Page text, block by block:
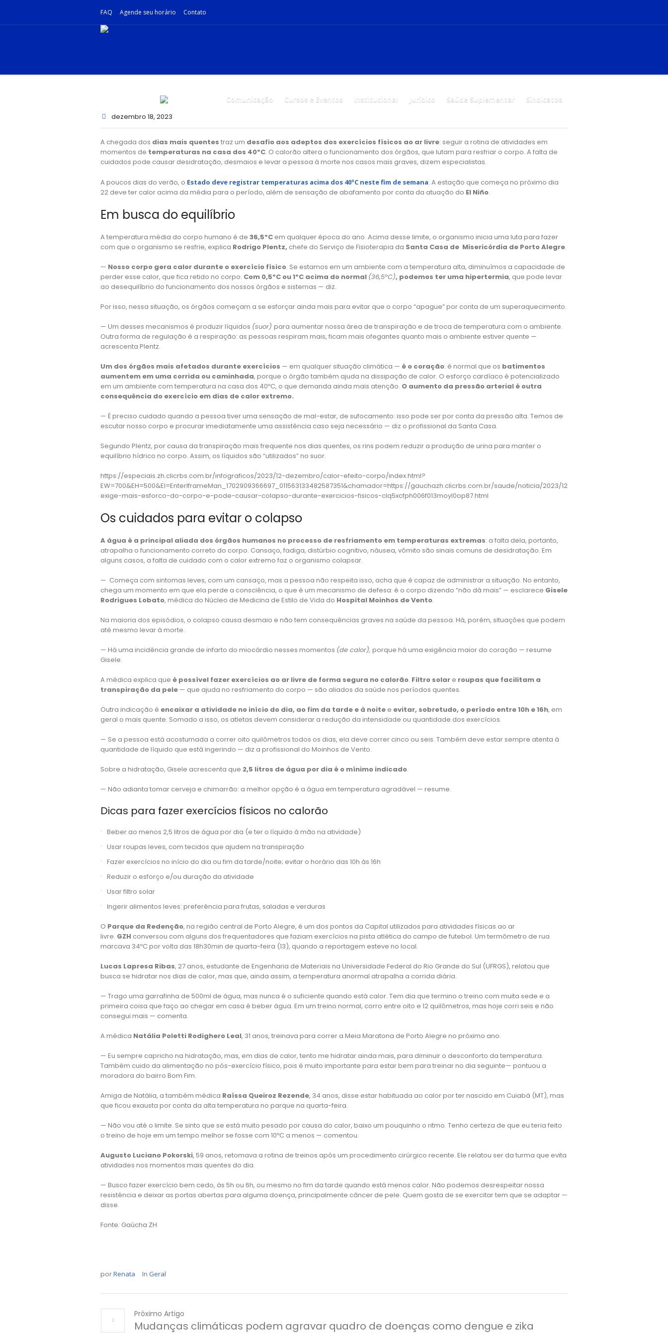
FAQ Agende seu horário Contato
Comunicação Cursos e Eventos Institucional Jurídico Saúde Suplementar
Sindicatos
dezembro 18, 2023
A chegada dos dias mais quentes traz um desafio aos adeptos dos exercícios físicos ao ar livre: seguir a rotina de atividades em
momentos de temperaturas na casa dos 40ºC. O calorão altera o funcionamento dos órgãos, que lutam para resfriar o corpo. A falta de
cuidados pode causar desidratação, desmaios e levar a pessoa à morte nos casos mais graves, dizem especialistas.
A poucos dias do verão, o Estado deve registrar temperaturas acima dos 40ºC neste fim de semana. A estação que começa no próximo dia
22 deve ter calor acima da média para o período, além de sensação de abafamento por conta da atuação do El Niño.
Em busca do equilíbrio
A temperatura média do corpo humano é de 36,5ºC em qualquer época do ano. Acima desse limite, o organismo inicia uma luta para fazer
com que o organismo se resfrie, explica Rodrigo Plentz, chefe do Serviço de Fisioterapia da Santa Casa de Misericórdia de Porto Alegre.
— Nosso corpo gera calor durante o exercício físico. Se estamos em um ambiente com a temperatura alta, diminuímos a capacidade de
perder esse calor, que fica retido no corpo. Com 0,5ºC ou 1ºC acima do normal (36,5ºC), podemos ter uma hipertermia, que pode levar
ao desequilíbrio do funcionamento dos nossos órgãos e sistemas — diz.
Por isso, nessa situação, os órgãos começam a se esforçar ainda mais para evitar que o corpo “apague” por conta de um superaquecimento.
— Um desses mecanismos é produzir líquidos (suor) para aumentar nossa área de transpiração e de troca de temperatura com o ambiente.
Outra forma de regulação é a respiração: as pessoas respiram mais, ficam mais ofegantes quanto mais o ambiente estiver quente —
acrescenta Plentz.
Um dos órgãos mais afetados durante exercícios — em qualquer situação climática — é o coração: é normal que os batimentos
aumentem em uma corrida ou caminhada, porque o órgão também ajuda na dissipação de calor. O esforço cardíaco é potencializado
em um ambiente com temperatura na casa dos 40ºC, o que demanda ainda mais atenção. O aumento da pressão arterial é outra
consequência do exercício em dias de calor extremo.
— É preciso cuidado quando a pessoa tiver uma sensação de mal-estar, de sufocamento: isso pode ser por conta da pressão alta. Temos de
escutar nosso corpo e procurar imediatamente uma assistência caso seja necessário — diz o profissional da Santa Casa.
Segundo Plentz, por causa da transpiração mais frequente nos dias quentes, os rins podem reduzir a produção de urina para manter o
equilíbrio hídrico no corpo. Assim, os líquidos são “utilizados” no suor.
https://especiais.zh.clicrbs.com.br/infograficos/2023/12-dezembro/calor-efeito-corpo/index.html?
EW=700&EH=500&EI=EnterIframeMan_1702909366697_011563133482587351&chamador=https://gauchazh.clicrbs.com.br/saude/noticia/2023/12/calorao-
exige-mais-esforco-do-corpo-e-pode-causar-colapso-durante-exercicios-fisicos-clq5xcfph006f013moyl0op87.html
Os cuidados para evitar o colapso
A água é a principal aliada dos órgãos humanos no processo de resfriamento em temperaturas extremas: a falta dela, portanto,
atrapalha o funcionamento correto do corpo. Cansaço, fadiga, distúrbio cognitivo, náusea, vômito são sinais comuns de desidratação. Em
alguns casos, a falta de cuidado com o calor extremo faz o organismo colapsar.
— Começa com sintomas leves, com um cansaço, mas a pessoa não respeita isso, acha que é capaz de administrar a situação. No entanto,
chega um momento em que ela perde a consciência, o que é um mecanismo de defesa: é o corpo dizendo “não dá mais” — esclarece Gisele
Rodrigues Lobato, médica do Núcleo de Medicina de Estilo de Vida do Hospital Moinhos de Vento.
Na maioria dos episódios, o colapso causa desmaio e não tem consequências graves na saúde da pessoa. Há, porém, situações que podem
até mesmo levar à morte.
— Há uma incidência grande de infarto do miocárdio nesses momentos (de calor), porque há uma exigência maior do coração — resume
Gisele.
A médica explica que é possível fazer exercícios ao ar livre de forma segura no calorão. Filtro solar e roupas que facilitam a
transpiração da pele — que ajuda no resfriamento do corpo — são aliados da saúde nos períodos quentes.
Outra indicação é encaixar a atividade no início do dia, ao fim da tarde e à noite e evitar, sobretudo, o período entre 10h e 16h, em
geral o mais quente. Somado a isso, os atletas devem considerar a redução da intensidade ou quantidade dos exercícios.
— Se a pessoa está acostumada a correr oito quilômetros todos os dias, ela deve correr cinco ou seis. Também deve estar sempre atenta à
quantidade de líquido que está ingerindo — diz a profissional do Moinhos de Vento.
Sobre a hidratação, Gisele acrescenta que 2,5 litros de água por dia é o mínimo indicado.
— Não adianta tomar cerveja e chimarrão: a melhor opção é a água em temperatura agradável — resume.
Dicas para fazer exercícios físicos no calorão
Beber ao menos 2,5 litros de água por dia (e ter o líquido à mão na atividade)
Usar roupas leves, com tecidos que ajudem na transpiração
Fazer exercícios no início do dia ou fim da tarde/noite; evitar o horário das 10h às 16h
Reduzir o esforço e/ou duração da atividade
Usar filtro solar
Ingerir alimentos leves: preferência para frutas, saladas e verduras
O Parque da Redenção, na região central de Porto Alegre, é um dos pontos da Capital utilizados para atividades físicas ao ar
livre. GZH conversou com alguns dos frequentadores que faziam exercícios na pista atlética do campo de futebol. Um termômetro de rua
marcava 34ºC por volta das 18h30min de quarta-feira (13), quando a reportagem esteve no local.
Lucas Lapresa Ribas, 27 anos, estudante de Engenharia de Materiais na Universidade Federal do Rio Grande do Sul (UFRGS), relatou que
busca se hidratar nos dias de calor, mas que, ainda assim, a temperatura anormal atrapalha a corrida diária.
— Trago uma garrafinha de 500ml de água, mas nunca é o suficiente quando está calor. Tem dia que termino o treino com muita sede e a
primeira coisa que faço ao chegar em casa é beber água. Em um treino normal, corro entre oito e 12 quilômetros, mas hoje corri seis e não
consegui mais — comenta.
A médica Natália Poletti Rodighero Leal, 31 anos, treinava para correr a Meia Maratona de Porto Alegre no próximo ano.
— Eu sempre capricho na hidratação, mas, em dias de calor, tento me hidratar ainda mais, para diminuir o desconforto da temperatura.
Também cuido da alimentação no pós-exercício físico, pois é muito importante para estar bem para treinar no dia seguinte— pontuou a
moradora do bairro Bom Fim.
Amiga de Natália, a também médica Raíssa Queiroz Rezende, 34 anos, disse estar habituada ao calor por ter nascido em Cuiabá (MT), mas
que ficou exausta por conta da alta temperatura no parque na quarta-feira.
— Não vou até o limite. Se sinto que se está muito pesado por causa do calor, baixo um pouquinho o ritmo. Tenho certeza de que eu teria feito
o treino de hoje em um tempo melhor se fosse com 10ºC a menos — comentou.
Augusto Luciano Pokorski, 59 anos, retomava a rotina de treinos após um procedimento cirúrgico recente. Ele relatou ser da turma que evita
atividades nos momentos mais quentes do dia.
— Busco fazer exercício bem cedo, às 5h ou 6h, ou mesmo no fim da tarde quando está menos calor. Não podemos desrespeitar nossa
resistência e deixar as portas abertas para alguma doença, principalmente câncer de pele. Quem gosta de se exercitar tem que se adaptar —
disse.
Fonte: Gaúcha ZH
porRenata In Geral
Próximo Artigo
Mudanças climáticas podem agravar quadro de doenças como dengue e zika